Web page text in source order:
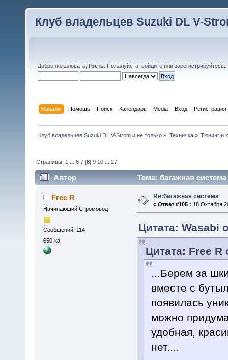
Клуб владельцев Suzuki DL V-
Добро пожаловать, Гость . Пожалуйста, войдите или зарегистрируйтесь
Начало Помощь Поиск Календарь Media Вход Регистрация
Клуб владельцев Suzuki DL V-Strom и не только » Техничка» Тюнинг и
Страницы: 1 ...6 7 [8]9 10 ...27
Автор Тема: багажная
Free R
Начинающий Стромовод
Сообщений: 114
650-ка
Re:багажная система
« Ответ #105 : 18 Октября
Цитата: Wasabi
Цитата: Free R
...Берем за
вместе с
появилась
можно
удобная,
нет....